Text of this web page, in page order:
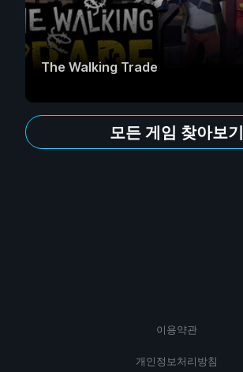
The Walking Trade
모든 게임 찾아보기
이용약관
개인정보처리방침